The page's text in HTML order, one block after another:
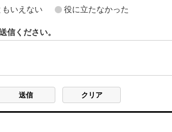
もいえない 役に立たなかった
信ください。